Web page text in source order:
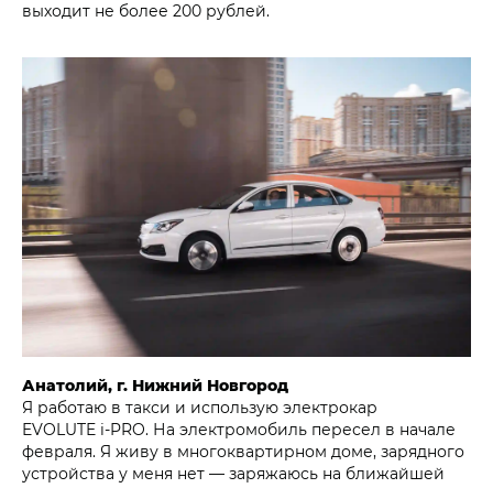
выходит не более 200 рублей.
Анатолий, г. Нижний Новгород
Я работаю в такси и использую электрокар
EVOLUTE i‑PRO. На электромобиль пересел в начале
февраля. Я живу в многоквартирном доме, зарядного
устройства у меня нет — заряжаюсь на ближайшей